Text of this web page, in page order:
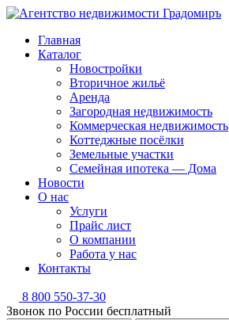
Главная
Каталог
Новостройки
Вторичное жильё
Аренда
Загородная недвижимость
Коммерческая недвижимость
Коттеджные посёлки
Земельные участки
Семейная ипотека — Дома
Новости
О нас
Услуги
Прайс лист
О компании
Работа у нас
Контакты
8 800 550-37-30
Звонок по России бесплатный